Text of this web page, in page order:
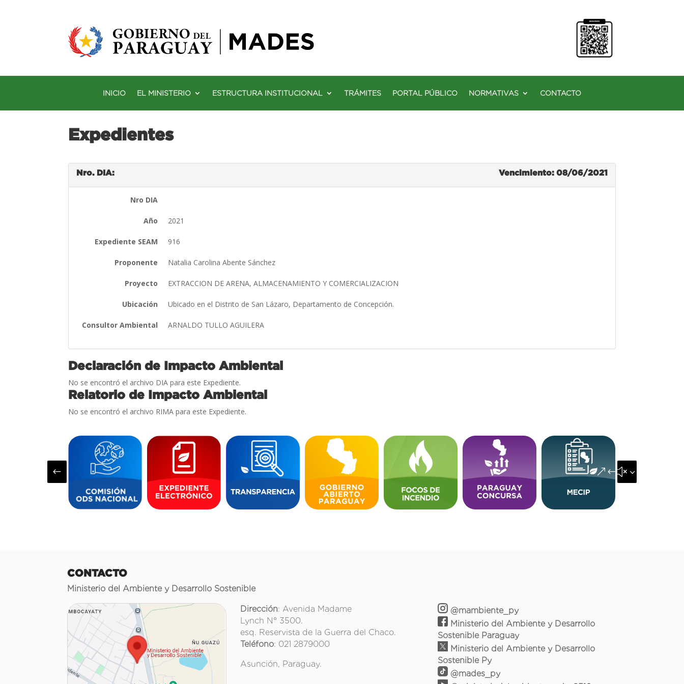
INICIO EL MINISTERIO ESTRUCTURA INSTITUCIONAL TRÁMITES PORTAL PÚBLICO NORMATIVAS CONTACTO
Expedientes
Nro. DIA: Vencimiento: 08/06/2021
Nro DIA
Año 2021
Expediente SEAM 916
Proponente Natalia Carolina Abente Sánchez
Proyecto EXTRACCION DE ARENA, ALMACENAMIENTO Y COMERCIALIZACION
Ubicación Ubicado en el Distrito de San Lázaro, Departamento de Concepción.
Consultor Ambiental ARNALDO TULLO AGUILERA
Declaración de Impacto Ambiental
No se encontró el archivo DIA para este Expediente.
Relatorio de Impacto Ambiental
No se encontró el archivo RIMA para este Expediente.
# &#x35;
CONTACTO
Ministerio del Ambiente y Desarrollo Sostenible
Dirección: Avenida Madame
Lynch N° 3500.
esq. Reservista de la Guerra del Chaco.
Teléfono: 021 2879000
Asunción, Paraguay.
@mambiente_py
Ministerio del Ambiente y Desarrollo
Sostenible Paraguay
Ministerio del Ambiente y Desarrollo
Sostenible Py
@mades_py